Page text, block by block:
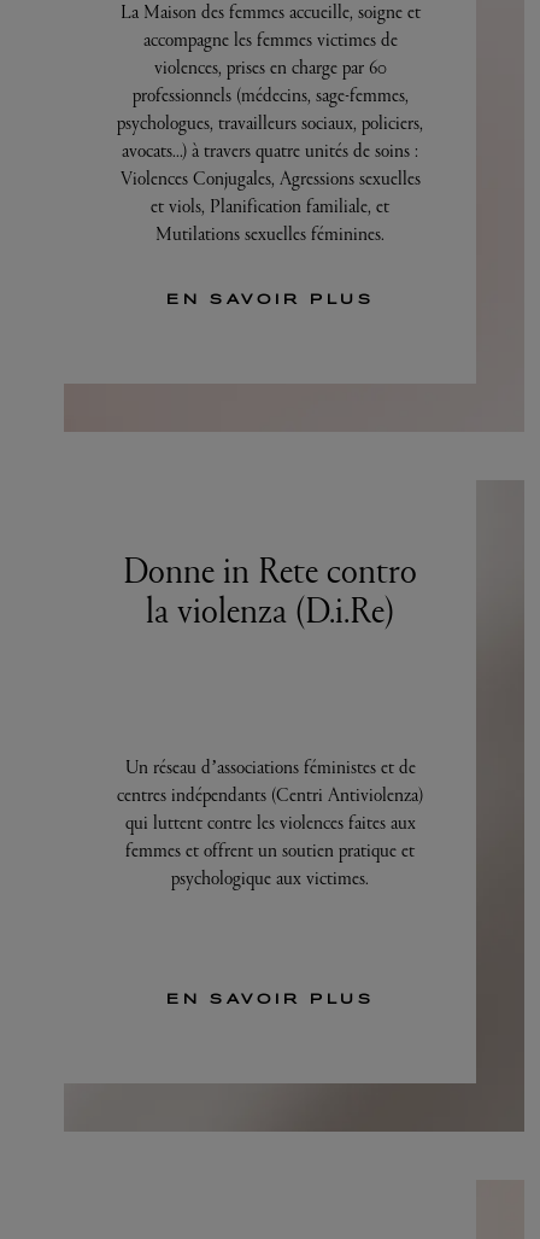
La Maison des femmes accueille, soigne et
accompagne les femmes victimes de
violences, prises en charge par 60
professionnels (médecins, sage-femmes,
psychologues, travailleurs sociaux, policiers,
avocats...) à travers quatre unités de soins :
Violences Conjugales, Agressions sexuelles
et viols, Planification familiale, et
Mutilations sexuelles féminines.
EN SAVOIR PLUS
Donne in Rete contro
la violenza (D.i.Re)
Un réseau d’associations féministes et de
centres indépendants (Centri Antiviolenza)
qui luttent contre les violences faites aux
femmes et offrent un soutien pratique et
psychologique aux victimes.
EN SAVOIR PLUS